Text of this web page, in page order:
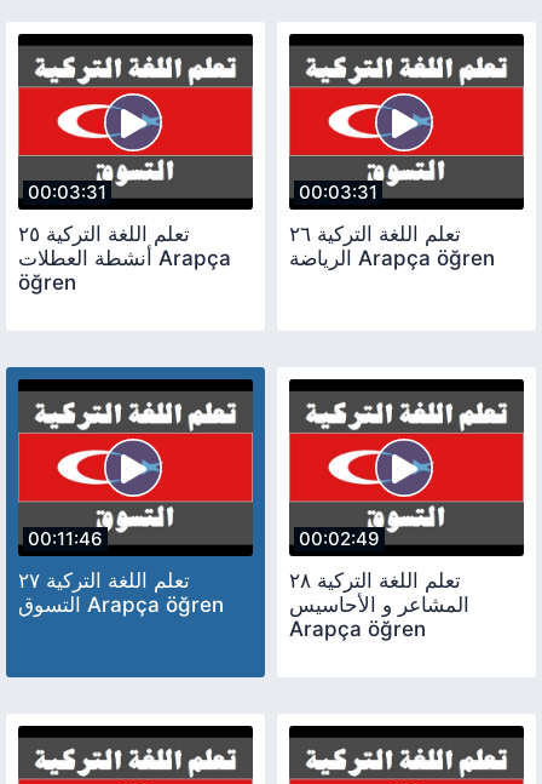
00:03:31
تعلم اللغة التركية ٢٥
أنشطة العطلات Arapça
öğren
00:03:31
تعلم اللغة التركية ٢٦
الرياضة Arapça öğren
00:11:46
تعلم اللغة التركية ٢٧
التسوق Arapça öğren
00:02:49
تعلم اللغة التركية ٢٨
المشاعر و الأحاسيس
Arapça öğren